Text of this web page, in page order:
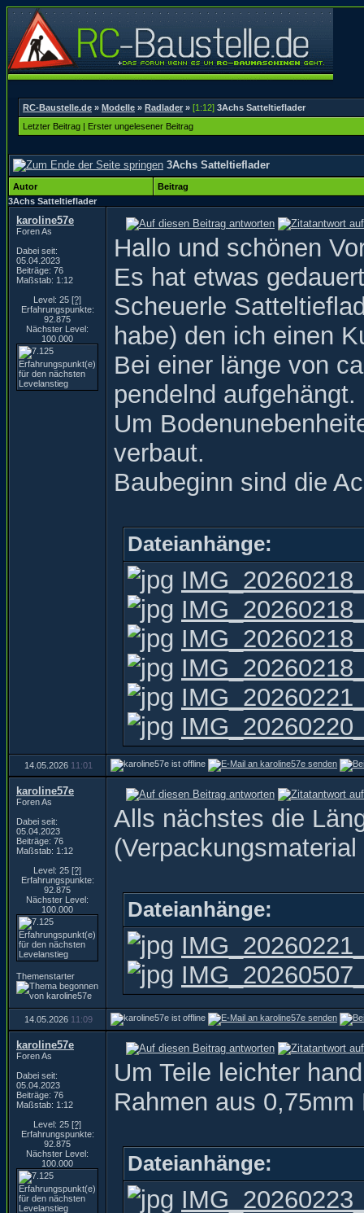
RC-Baustelle.de » Modelle » Radlader » [1:12] 3Achs Satteltieflader
Letzter Beitrag | Erster ungelesener Beitrag
3Achs Satteltieflader
Autor
Beitrag
3Achs Satteltieflader
karoline57e
Foren As
Dabei seit:
05.04.2023
Beiträge: 76
Maßstab: 1:12
Level: 25 [?]
Erfahrungspunkte:
92.875
Nächster Level:
100.000
Hallo und schönen
Es hat etwas
Scheuerle
habe) den ich einen
Bei einer länge von
pendelnd aufgehängt.
Um
verbaut.
Baubeginn sind die
Dateianhänge:
14.05.2026 11:01
karoline57e
Foren As
Dabei seit:
05.04.2023
Beiträge: 76
Maßstab: 1:12
Level: 25 [?]
Erfahrungspunkte:
92.875
Nächster Level:
100.000
Themenstarter
Alls nächstes die
Dateianhänge:
14.05.2026 11:09
karoline57e
Foren As
Dabei seit:
05.04.2023
Beiträge: 76
Maßstab: 1:12
Level: 25 [?]
Erfahrungspunkte:
92.875
Nächster Level:
100.000
Um Teile leichter
Rahmen aus
Dateianhänge: